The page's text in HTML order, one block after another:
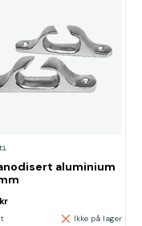
aluminium
kr
Ikke på lager